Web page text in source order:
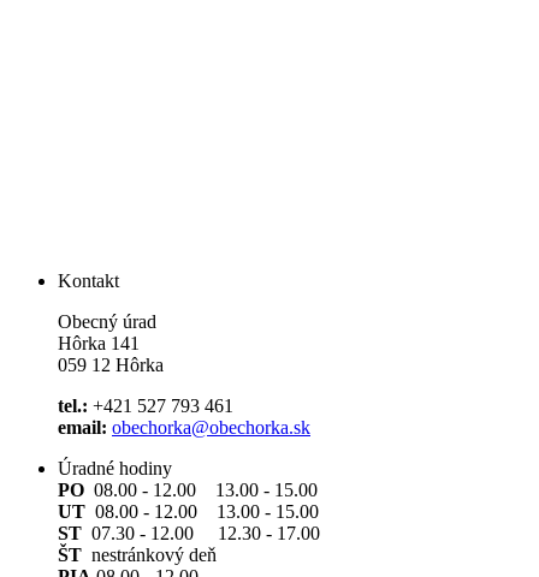
Kontakt
Obecný úrad
Hôrka 141
059 12 Hôrka
tel.: +421 527 793 461
email: obechorka@obechorka.sk
Úradné hodiny
PO 08.00 - 12.00 13.00 - 15.00
UT 08.00 - 12.00 13.00 - 15.00
ST 07.30 - 12.00 12.30 - 17.00
ŠT nestránkový deň